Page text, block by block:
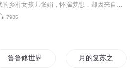
7985
鲁鲁修世界的奥术师 月的复苏之再战